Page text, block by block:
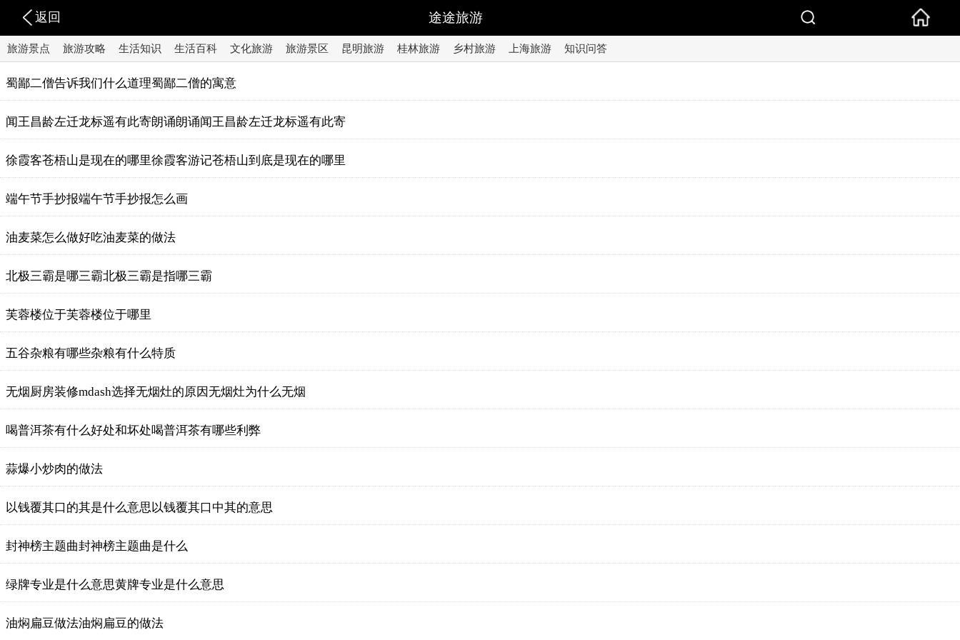
返回 途途旅游
旅游景点 旅游攻略 生活知识 生活百科 文化旅游 旅游景区 昆明旅游 桂林旅游 乡村旅游 上海旅游 知识问答
蜀鄙二僧告诉我们什么道理蜀鄙二僧的寓意
闻王昌龄左迁龙标遥有此寄朗诵朗诵闻王昌龄左迁龙标遥有此寄
徐霞客苍梧山是现在的哪里徐霞客游记苍梧山到底是现在的哪里
端午节手抄报端午节手抄报怎么画
油麦菜怎么做好吃油麦菜的做法
北极三霸是哪三霸北极三霸是指哪三霸
芙蓉楼位于芙蓉楼位于哪里
五谷杂粮有哪些杂粮有什么特质
无烟厨房装修mdash选择无烟灶的原因无烟灶为什么无烟
喝普洱茶有什么好处和坏处喝普洱茶有哪些利弊
蒜爆小炒肉的做法
以钱覆其口的其是什么意思以钱覆其口中其的意思
封神榜主题曲封神榜主题曲是什么
绿牌专业是什么意思黄牌专业是什么意思
油焖扁豆做法油焖扁豆的做法